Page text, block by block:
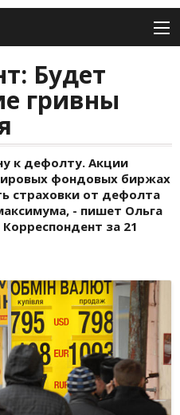
Будет
гривны
к дефолту. Акции
фондовых биржах
страховки от дефолта
- пишет Ольга
за 21